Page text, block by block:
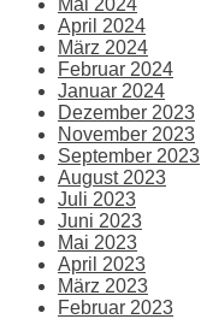
April 2024
März 2024
Februar 2024
Januar 2024
Dezember 2023
November 2023
September 2023
August 2023
Juli 2023
Juni 2023
Mai 2023
April 2023
März 2023
Februar 2023